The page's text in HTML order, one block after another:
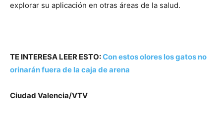
explorar su aplicación en otras áreas de la salud.
TE INTERESA LEER ESTO:Con estos olores los gatos no
orinarán fuera de la caja de arena
Ciudad Valencia/VTV